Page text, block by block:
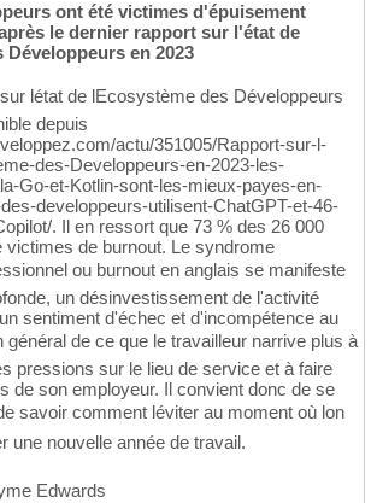
ont été victimes d'épuisement
le dernier rapport sur l'état de
Développeurs en 2023
létat de lEcosystème des Développeurs
depuis
actu/351005/Rapport-sur-l-
des-Developpeurs-en-2023-les-
Go-et-Kotlin-sont-les-mieux-payes-en-
developpeurs-utilisent-ChatGPT-et-46-
. Il en ressort que 73 % des 26 000
victimes de burnout. Le syndrome
ou burnout en anglais se manifeste
un désinvestissement de l'activité
sentiment d'échec et d'incompétence au
de ce que le travailleur narrive plus à
pressions sur le lieu de service et à faire
de son employeur. Il convient donc de se
savoir comment léviter au moment où lon
une nouvelle année de travail.
Edwards